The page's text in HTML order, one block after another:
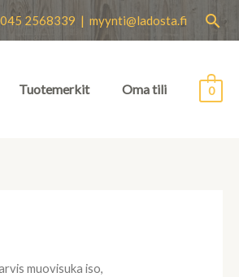
2568339 | myynti@ladosta.fi Hae
Tuotemerkit Oma tili 0
muovisuka iso,